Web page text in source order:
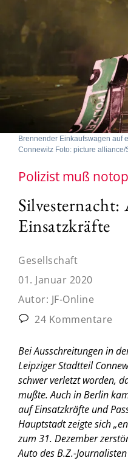
Brennender Einkaufswagen auf
Connewitz Foto: picture
Polizist muß
Einsatzkräfte
Gesellschaft
01. Januar 2020
Autor: JF-Online
24 Kommentare
Bei Ausschreitungen in
Leipziger Stadtteil
schwer verletzt worden,
mußte. Auch in Berlin
auf Einsatzkräfte und
Hauptstadt zeigte sich
zum 31. Dezember
Auto des B.Z.-